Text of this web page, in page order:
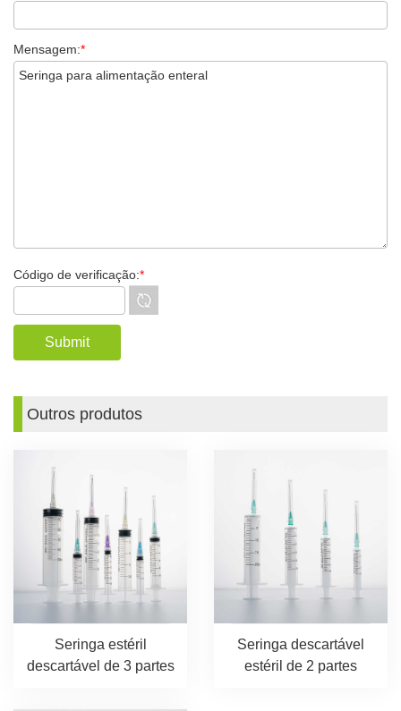
Mensagem:*
Código de verificação:*
Outros produtos
Seringa estéril
descartável de 3 partes
Seringa descartável
estéril de 2 partes